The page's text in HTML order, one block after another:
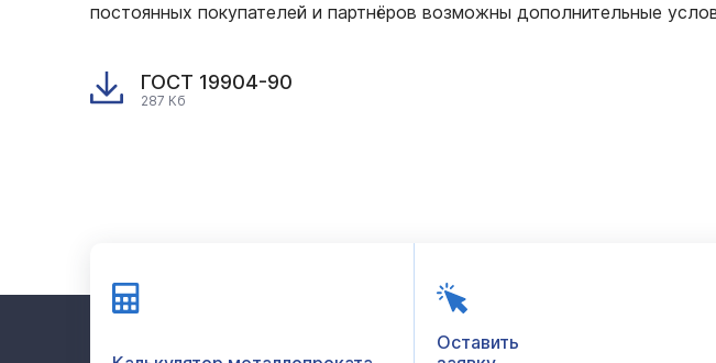
постоянных покупателей и партнёров возможны дополнительные
ГОСТ 19904-90
287 Кб
Оставить